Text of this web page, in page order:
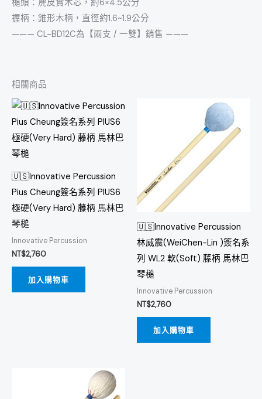
槌頭：麂皮實木芯，約6×4.5公分
握柄：錐形木柄，直徑約1.6~1.9公分
——— CL-BD12C為【兩支 / 一雙】銷售 ———
相關商品
🇺🇸Innovative Percussion
Pius Cheung簽名系列 PIUS6
極硬(Very Hard) 藤柄 馬林巴
琴槌
Innovative Percussion
NT$2,760
加入購物車
🇺🇸Innovative Percussion
林威震(WeiChen-Lin )簽名系
列 WL2 軟(Soft) 藤柄 馬林巴
琴槌
Innovative Percussion
NT$2,760
加入購物車